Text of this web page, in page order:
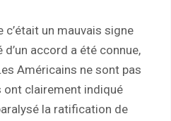
un mauvais signe
accord a été connue,
Américains ne sont pas
ont clairement indiqué
la ratification de